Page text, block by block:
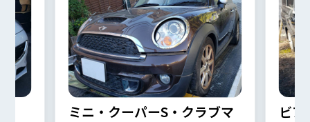
ビアンテ ウ